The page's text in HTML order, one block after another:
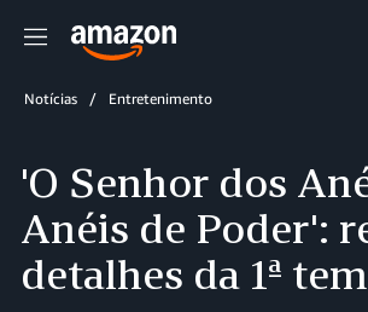
Menu
Notícias Entretenimento
'O Senhor dos
Anéis de Poder':
detalhes da 1ª